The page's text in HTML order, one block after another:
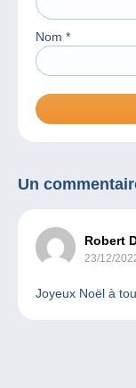
Nom *
Un
Robert
23/12/
Joyeux Noël à